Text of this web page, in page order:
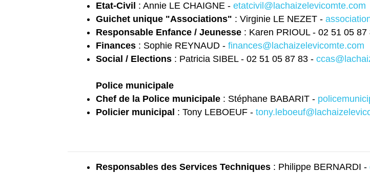
Etat-Civil : Annie LE CHAIGNE - etatcivil@lachaizelevicomte.com
Guichet unique "Associations" : Virginie LE NEZET -
Responsable Enfance / Jeunesse : Karen PRIOUL - 02 51 05 87
Finances : Sophie REYNAUD - finances@lachaizelevicomte.com
Social / Elections : Patricia SIBEL - 02 51 05 87 83 -
Police municipale
Chef de la Police municipale : Stéphane BABARIT -
Policier municipal : Tony LEBOEUF -
Responsables des Services Techniques : Philippe BERNARDI -